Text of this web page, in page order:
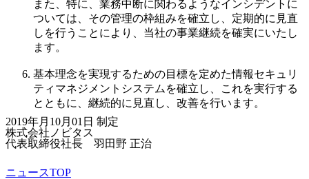
また、特に、業務中断に関わるようなインシデントに
ついては、その管理の枠組みを確立し、定期的に見直
しを行うことにより、当社の事業継続を確実にいたし
ます。
基本理念を実現するための目標を定めた情報セキュリ
ティマネジメントシステムを確立し、これを実行する
とともに、継続的に見直し、改善を行います。
2019年月10月01日 制定
株式会社ノビタス
代表取締役社長 羽田野 正治
ニュースTOP